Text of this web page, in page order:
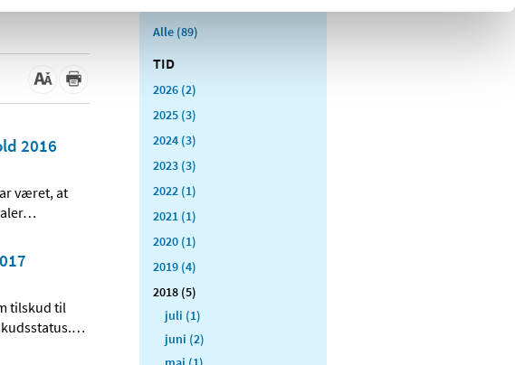
2016
været, at
…
tilskud til
…
Alle (89)
TID
2026 (2)
2025 (3)
2024 (3)
2023 (3)
2022 (1)
2021 (1)
2020 (1)
2019 (4)
2018 (5)
juli (1)
juni (2)